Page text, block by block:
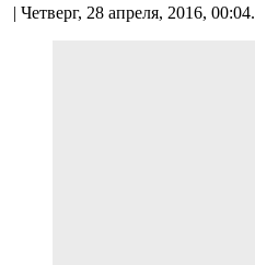
| Четверг, 28 апреля, 2016, 00:04.